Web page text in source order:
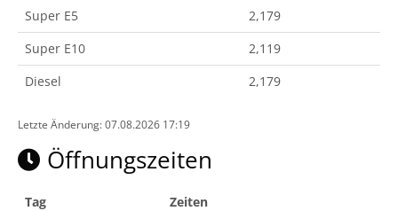
Super E5
2,179
Super E10
2,119
Diesel
2,179
Letzte Änderung: 07.08.2026 17:19
Öffnungszeiten
Tag
Zeiten